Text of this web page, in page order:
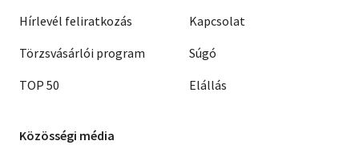
Hírlevél feliratkozás
Törzsvásárlói program
TOP 50
Kapcsolat
Súgó
Elállás
Közösségi média